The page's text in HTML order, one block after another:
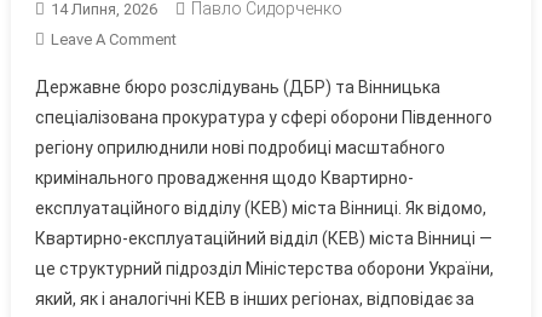
14 Липня, 2026 Павло Сидорченко
Leave A CommentOn
«золотих»
Ліжок
—
«золота»
Електрика:
Вінницьким
Тиловикам
ЗСУ
Державне бюро розслідувань (ДБР) та Вінницька
спеціалізована прокуратура у сфері оборони Південного
регіону оприлюднили нові подробиці масштабного
кримінального провадження щодо Квартирно-
експлуатаційного відділу (КЕВ) міста Вінниці. Як відомо,
Квартирно-експлуатаційний відділ (КЕВ) міста Вінниці —
це структурний підрозділ Міністерства оборони України,
який, як і аналогічні КЕВ в інших регіонах, відповідає за